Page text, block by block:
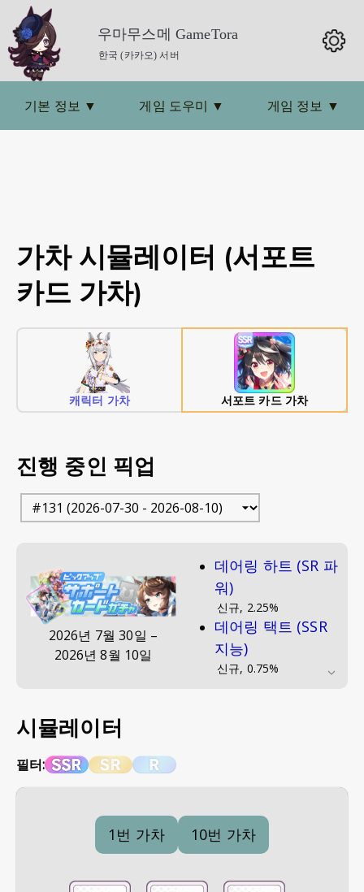
우마무스메 GameTora
한국 (카카오) 서버
기본 정보 ▼ 게임 도우미 ▼ 게임 정보 ▼
가차 시뮬레이터 (서포트
카드 가차)
캐릭터 가차 서포트 카드 가차
진행 중인 픽업
2026년 7월 30일 –
2026년 8월 10일
데어링 하트 (SR 파
워)
신규, 2.25%
데어링 택트 (SSR
지능)
신규, 0.75%
시뮬레이터
필터:
1번 가차 10번 가차